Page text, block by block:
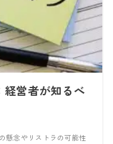
営者が知るべ
懸念やリストラの可能性